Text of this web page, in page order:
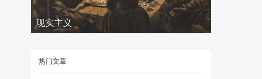
现实主义
热门文章